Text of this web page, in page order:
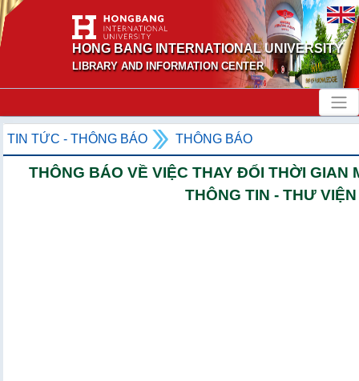
HONG BANG INTERNATIONAL UNIVERSITY
LIBRARY AND INFORMATION CENTER
TIN TỨC - THÔNG BÁO THÔNG BÁO
THÔNG BÁO VỀ VIỆC THAY ĐỔI THỜI GIAN
THÔNG TIN - THƯ VIỆN